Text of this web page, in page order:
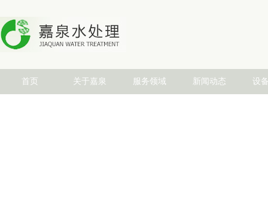
首页 关于嘉泉 服务领域 新闻动态 设